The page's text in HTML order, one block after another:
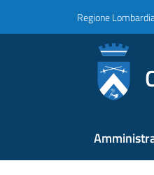
Regione